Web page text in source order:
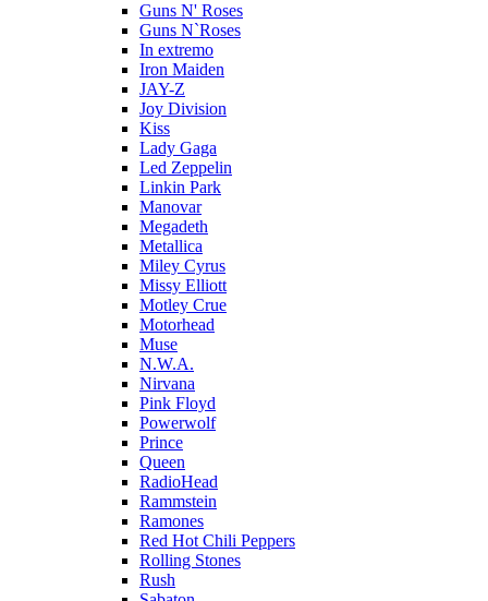
Guns N' Roses
Guns N`Roses
In extremo
Iron Maiden
JAY-Z
Joy Division
Kiss
Lady Gaga
Led Zeppelin
Linkin Park
Manovar
Megadeth
Metallica
Miley Cyrus
Missy Elliott
Motley Crue
Motorhead
Muse
N.W.A.
Nirvana
Pink Floyd
Powerwolf
Prince
Queen
RadioHead
Rammstein
Ramones
Red Hot Chili Peppers
Rolling Stones
Rush